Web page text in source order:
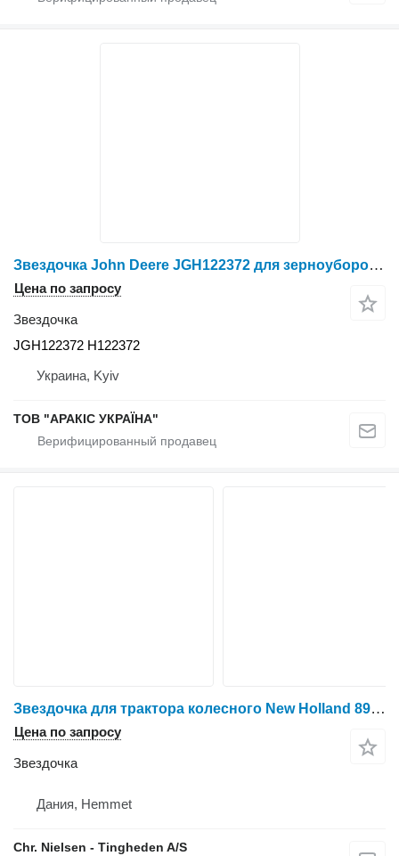
Звездочка John Deere JGH122372 для зерноуборочного комбайна John Deere
Цена по запросу
Звездочка
JGH122372 H122372
Украина, Kyiv
ТОВ "АРАКІС УКРАЇНА"
Звездочка для трактора колесного New Holland 8970
Цена по запросу
Звездочка
Дания, Hemmet
Chr. Nielsen - Tingheden A/S